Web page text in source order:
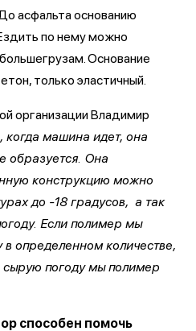
До асфальта основанию
по нему можно
Основание
только эластичный.
организации Владимир
когда машина идет, она
образуется. Она
конструкцию можно
до -18 градусов, а так
Если полимер мы
определенном количестве,
сырую погоду мы полимер
способен помочь